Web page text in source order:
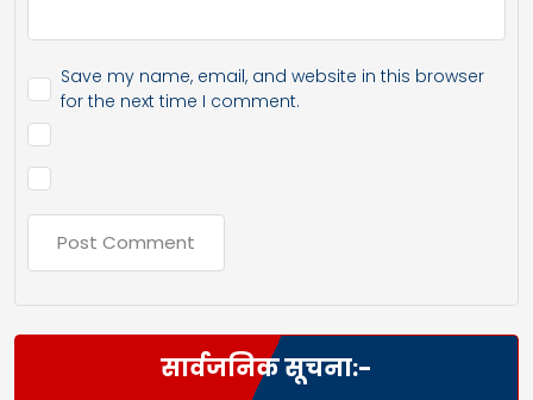
Save my name, email, and website in this browser
for the next time I comment.
सार्वजनिक सूचना:-